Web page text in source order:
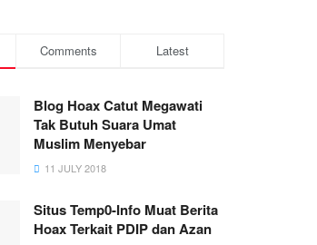
Comments Latest
Blog Hoax Catut Megawati
Tak Butuh Suara Umat
Muslim Menyebar
11 JULY 2018
Situs Temp0-Info Muat Berita
Hoax Terkait PDIP dan Azan